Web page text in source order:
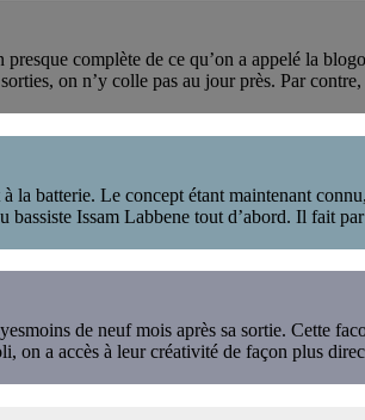
complète de ce qu’on a appelé la
on n’y colle pas au jour près. Par
batterie. Le concept étant maintenant
Issam Labbene tout d’abord. Il fait
de neuf mois après sa sortie. Cette
a accès à leur créativité de façon plus